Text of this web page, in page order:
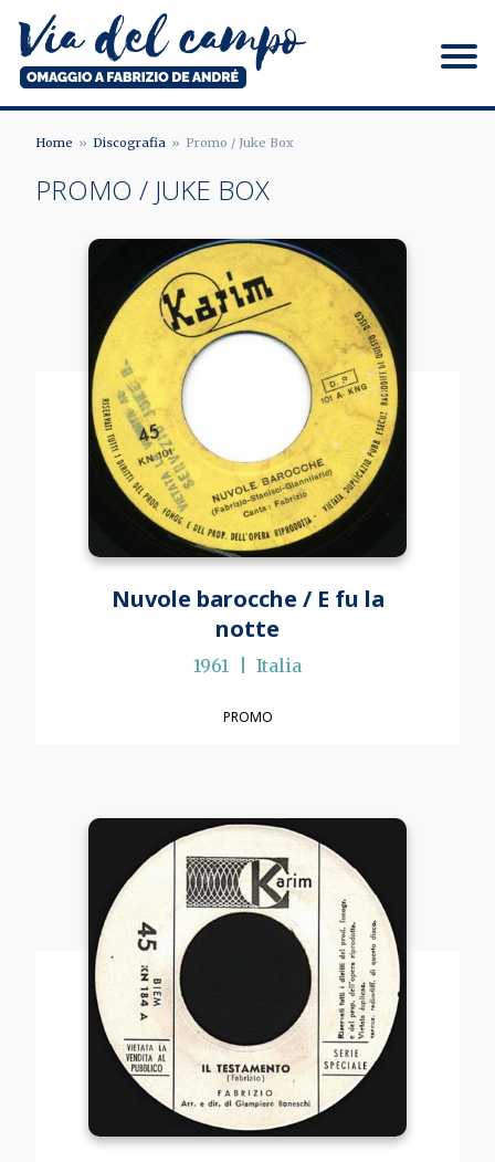
contenuto
principale
Via del campo
BRICIOLE
PANE
Home Discografia Promo / Juke Box
PROMO / JUKE BOX
Nuvole barocche / E fu la
notte
1961 Italia
PROMO